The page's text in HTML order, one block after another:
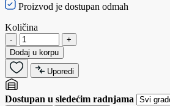
Proizvod je dostupan odmah
Količina
-
+
Dodaj u korpu
Uporedi
Dostupan u sledećim radnjama